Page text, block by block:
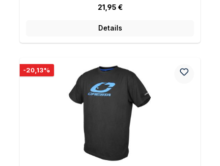
Regulärer Preis:
21,95 €
Details
-20,13%